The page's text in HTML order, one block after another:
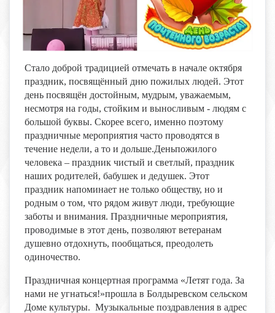
Стало доброй традицией отмечать в начале октября
праздник, посвящённый дню пожилых людей. Этот
день посвящён достойным, мудрым, уважаемым,
несмотря на годы, стойким и выносливым - людям с
большой буквы. Скорее всего, именно поэтому
праздничные мероприятия часто проводятся в
течение недели, а то и дольше.Деньпожилого
человека – праздник чистый и светлый, праздник
наших родителей, бабушек и дедушек. Этот
праздник напоминает не только обществу, но и
родным о том, что рядом живут люди, требующие
заботы и внимания. Праздничные мероприятия,
проводимые в этот день, позволяют ветеранам
душевно отдохнуть, пообщаться, преодолеть
одиночество.
Праздничная концертная программа «Летят года. За
нами не угнаться!»прошла в Болдыревском сельском
Доме культуры. Музыкальные поздравления в адрес